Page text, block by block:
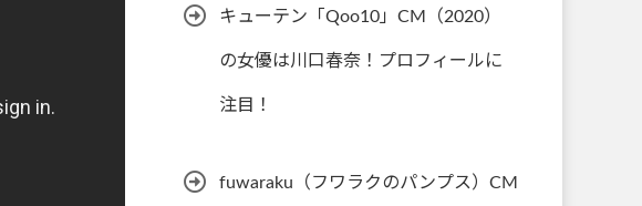
キューテン「Qoo10」CM（2020）
の女優は川口春奈！プロフィールに
注目！
fuwaraku（フワラクのパンプス）CM